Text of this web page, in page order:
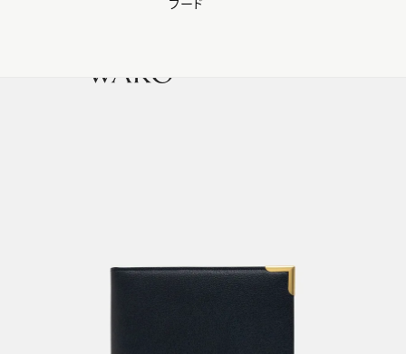
【会員様限定】夏のプレゼントキャンペーン開催中
フード